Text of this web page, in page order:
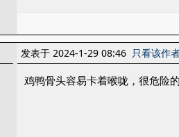
发表于 2024-1-29 08:46 只看该作
鸡鸭骨头容易卡着喉咙，很危险